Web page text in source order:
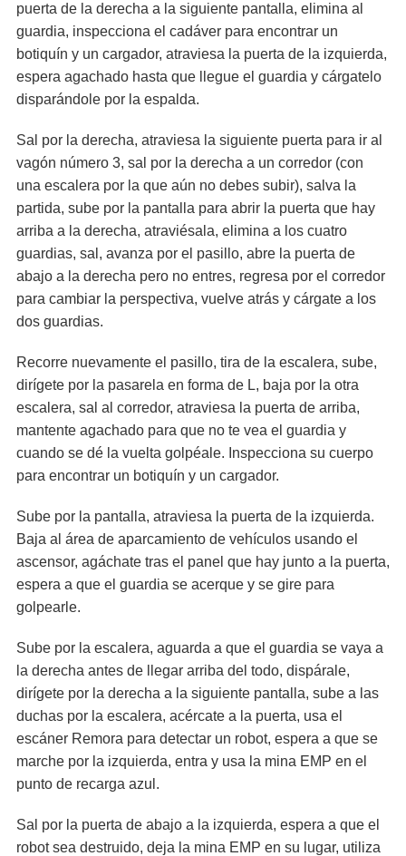
puerta de la derecha a la siguiente pantalla, elimina al
guardia, inspecciona el cadáver para encontrar un
botiquín y un cargador, atraviesa la puerta de la izquierda,
espera agachado hasta que llegue el guardia y cárgatelo
disparándole por la espalda.
Sal por la derecha, atraviesa la siguiente puerta para ir al
vagón número 3, sal por la derecha a un corredor (con
una escalera por la que aún no debes subir), salva la
partida, sube por la pantalla para abrir la puerta que hay
arriba a la derecha, atraviésala, elimina a los cuatro
guardias, sal, avanza por el pasillo, abre la puerta de
abajo a la derecha pero no entres, regresa por el corredor
para cambiar la perspectiva, vuelve atrás y cárgate a los
dos guardias.
Recorre nuevamente el pasillo, tira de la escalera, sube,
dirígete por la pasarela en forma de L, baja por la otra
escalera, sal al corredor, atraviesa la puerta de arriba,
mantente agachado para que no te vea el guardia y
cuando se dé la vuelta golpéale. Inspecciona su cuerpo
para encontrar un botiquín y un cargador.
Sube por la pantalla, atraviesa la puerta de la izquierda.
Baja al área de aparcamiento de vehículos usando el
ascensor, agáchate tras el panel que hay junto a la puerta,
espera a que el guardia se acerque y se gire para
golpearle.
Sube por la escalera, aguarda a que el guardia se vaya a
la derecha antes de llegar arriba del todo, dispárale,
dirígete por la derecha a la siguiente pantalla, sube a las
duchas por la escalera, acércate a la puerta, usa el
escáner Remora para detectar un robot, espera a que se
marche por la izquierda, entra y usa la mina EMP en el
punto de recarga azul.
Sal por la puerta de abajo a la izquierda, espera a que el
robot sea destruido, deja la mina EMP en su lugar, utiliza